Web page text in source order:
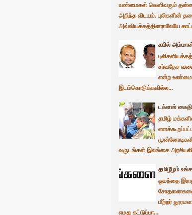
உண்மைகள் வெளிவரும்
அறிந்த விடயம். புலிகளின்
அவ்வியக்கத்தினராலேயே
கபில்
சர்வதேச
என்ற
இடம்கொடுக்கவில்ல...
டக்ளஸ்
தமிழ்
வருடங்கள் இலங்கை
தமிழீழம்
ஓமந்தை
சோதனைகளை
மீற்றர்
எமது கட்டுப்பா...